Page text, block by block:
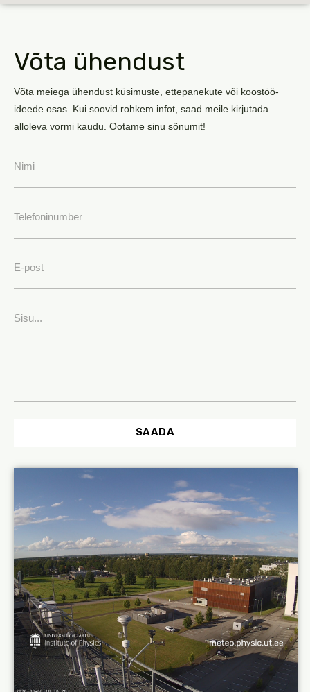
Võta ühendust
Võta meiega ühendust küsimuste, ettepanekute või koostöö-
ideede osas. Kui soovid rohkem infot, saad meile kirjutada
alloleva vormi kaudu. Ootame sinu sõnumit!
SAADA